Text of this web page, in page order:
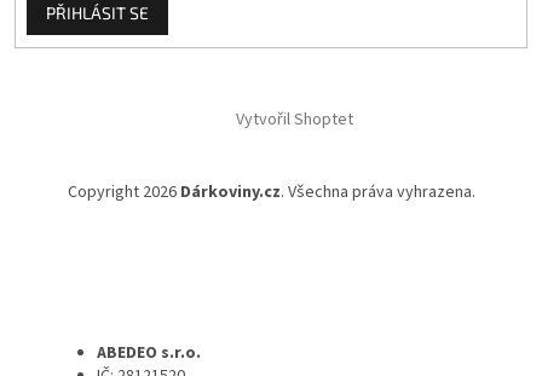
PŘIHLÁSIT SE
Vytvořil Shoptet
Copyright 2026 Dárkoviny.cz. Všechna práva vyhrazena.
ABEDEO s.r.o.